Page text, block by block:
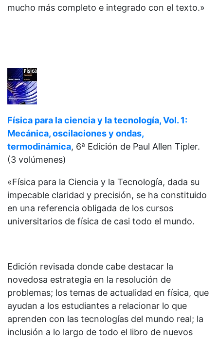
mucho más completo e integrado con el texto.»
Física para la ciencia y la tecnología, Vol. 1:
Mecánica, oscilaciones y ondas,
termodinámica, 6ª Edición de Paul Allen Tipler.
(3 volúmenes)
«Física para la Ciencia y la Tecnología, dada su
impecable claridad y precisión, se ha constituido
en una referencia obligada de los cursos
universitarios de física de casi todo el mundo.
Edición revisada donde cabe destacar la
novedosa estrategia en la resolución de
problemas; los temas de actualidad en física, que
ayudan a los estudiantes a relacionar lo que
aprenden con las tecnologías del mundo real; la
inclusión a lo largo de todo el libro de nuevos